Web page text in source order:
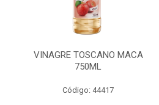
VINAGRE TOSCANO MACA
750ML
Código: 44417